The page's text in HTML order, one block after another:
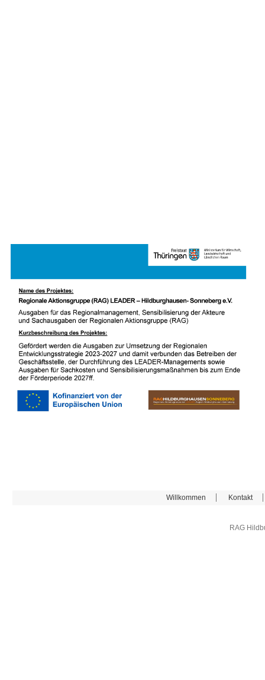
Willkommen Kontakt
RAG